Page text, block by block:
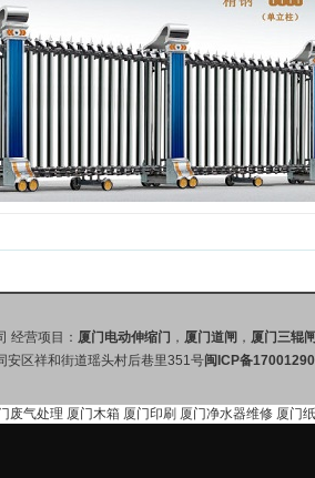
经营项目： 厦门电动伸缩门 ， 厦门道闸 ， 厦门三辊闸
区祥和街道瑶头村后巷里351号闽ICP备
废气处理 厦门木箱 厦门印刷 厦门净水器维修 厦门